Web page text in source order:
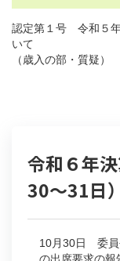
認定第１号 令和５
いて
（歳入の部・質疑）
令和６年
30～31日）
10月30日 委員